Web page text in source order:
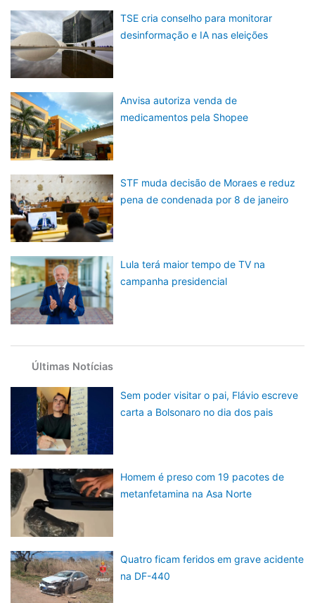
TSE cria conselho para monitorar
desinformação e IA nas eleições
Anvisa autoriza venda de
medicamentos pela Shopee
STF muda decisão de Moraes e reduz
pena de condenada por 8 de janeiro
Lula terá maior tempo de TV na
campanha presidencial
Últimas Notícias
Sem poder visitar o pai, Flávio escreve
carta a Bolsonaro no dia dos pais
Homem é preso com 19 pacotes de
metanfetamina na Asa Norte
Quatro ficam feridos em grave acidente
na DF-440